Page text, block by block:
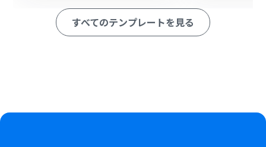
kintoneの「レコードを追加する」オペレーションにおい
て、formrunから取得した回答データをkintoneの各フィ
ールドに紐付ける設定を行います。
これにより、より柔軟なデータ登録が実現できます。
すべてのテンプレートを見る